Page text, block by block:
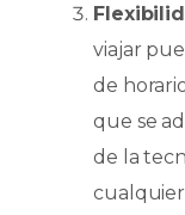
viajar
de
que se
de la